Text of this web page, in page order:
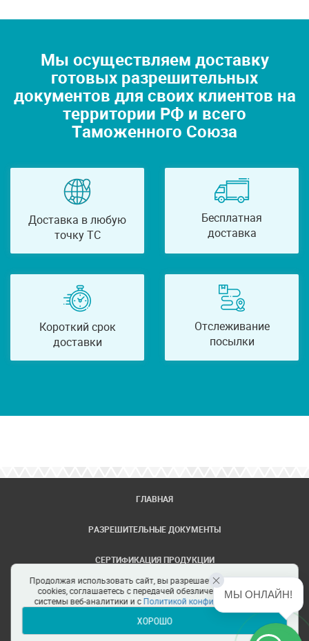
Мы осуществляем доставку
готовых разрешительных
документов для своих клиентов на
территории РФ и всего
Таможенного Союза
Доставка в любую
точку ТС
Бесплатная
доставка
Короткий срок
доставки
Отслеживание
посылки
ГЛАВНАЯ
РАЗРЕШИТЕЛЬНЫЕ ДОКУМЕНТЫ
СЕРТИФИКАЦИЯ ПРОДУКЦИИ
ЗАДАТЬ ВОПРОС
ЦЕНТРЫ СЕРТИФИКАЦИИ
Продолжая использовать сайт, вы разрешаете использование
cookies, соглашаетесь с передачей обезличенных данных в
системы веб-аналитики и сПолитикой конфиденциальности
ХОРОШО
МЫ ОНЛАЙН!